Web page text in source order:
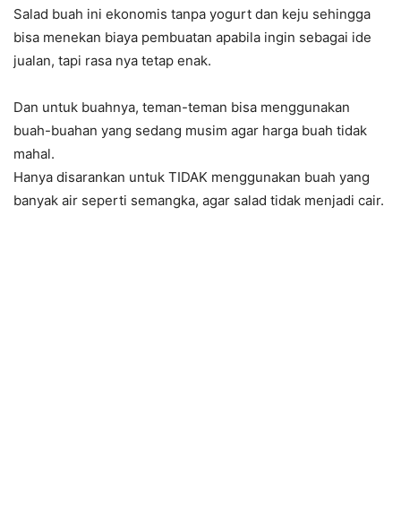
Salad buah ini ekonomis tanpa yogurt dan keju sehingga
bisa menekan biaya pembuatan apabila ingin sebagai ide
jualan, tapi rasa nya tetap enak.
Dan untuk buahnya, teman-teman bisa menggunakan
buah-buahan yang sedang musim agar harga buah tidak
mahal.
Hanya disarankan untuk TIDAK menggunakan buah yang
banyak air seperti semangka, agar salad tidak menjadi cair.